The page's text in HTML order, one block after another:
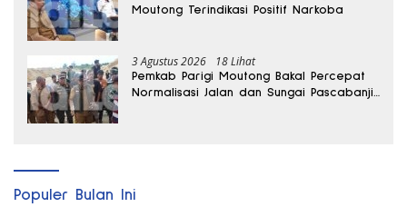
Moutong Terindikasi Positif Narkoba
3 Agustus 2026 18 Lihat
Pemkab Parigi Moutong Bakal Percepat
Normalisasi Jalan dan Sungai Pascabanjir
Populer Bulan Ini